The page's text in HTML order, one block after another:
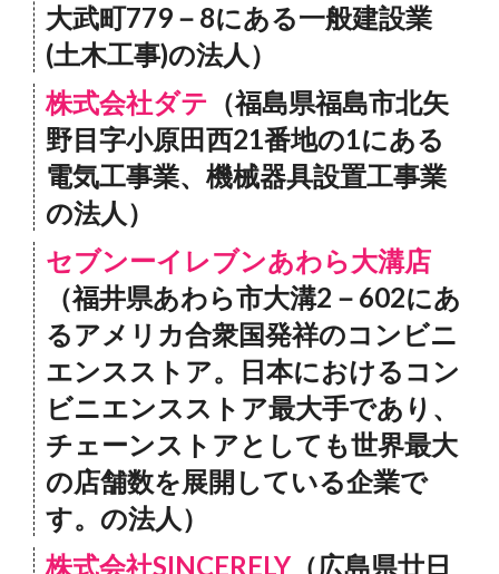
大武町779－8にある一般建設業
(土木工事)の法人）
株式会社ダテ （福島県福島市北矢
野目字小原田西21番地の1にある
電気工事業、機械器具設置工事業
の法人）
セブンーイレブンあわら大溝店
（福井県あわら市大溝2－602にあ
るアメリカ合衆国発祥のコンビニ
エンスストア。日本におけるコン
ビニエンスストア最大手であり、
チェーンストアとしても世界最大
の店舗数を展開している企業で
す。の法人）
株式会社SINCERELY（広島県廿日